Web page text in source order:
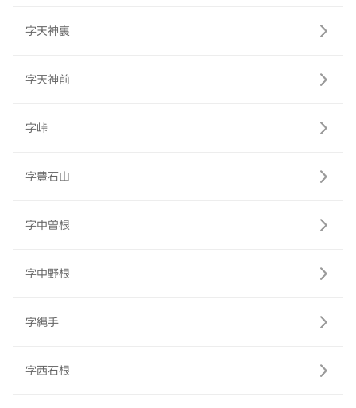
字天神裏
字天神前
字峠
字豊石山
字中曽根
字中野根
字縄手
字西石根